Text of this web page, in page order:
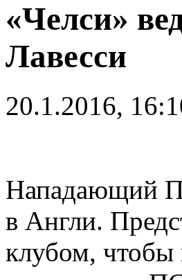
«Челси»
Лавесси
20.1.2016,
Нападающий
в Англи.
клубом, чтобы